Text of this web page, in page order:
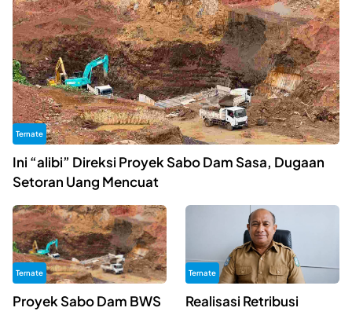
Ternate
Ini “alibi” Direksi Proyek Sabo Dam Sasa, Dugaan
Setoran Uang Mencuat
Ternate
Proyek Sabo Dam BWS
Ternate
Realisasi Retribusi